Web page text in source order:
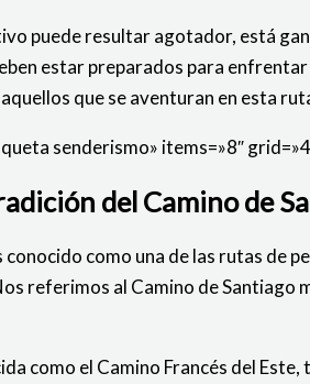
puede resultar agotador, está
estar preparados para
que se aventuran en esta
senderismo» items=»8″
del Camino de
conocido como una de las rutas
referimos al Camino de Santiago
como el Camino Francés del